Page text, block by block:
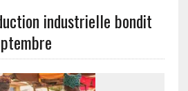
industrielle bondit